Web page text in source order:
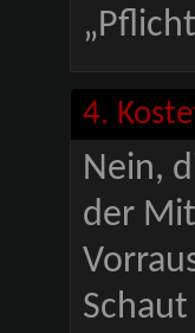
4.
Nein,
der